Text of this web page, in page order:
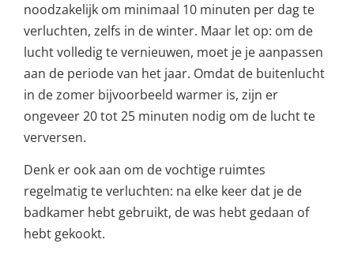
noodzakelijk om minimaal 10 minuten per dag te
verluchten, zelfs in de winter. Maar let op: om de
lucht volledig te vernieuwen, moet je je aanpassen
aan de periode van het jaar. Omdat de buitenlucht
in de zomer bijvoorbeeld warmer is, zijn er
ongeveer 20 tot 25 minuten nodig om de lucht te
verversen.
Denk er ook aan om de vochtige ruimtes
regelmatig te verluchten: na elke keer dat je de
badkamer hebt gebruikt, de was hebt gedaan of
hebt gekookt.